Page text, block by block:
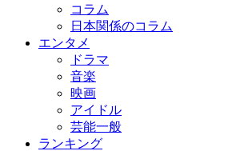
コラム
日本関係のコラム
エンタメ
ドラマ
音楽
映画
アイドル
芸能一般
ランキング